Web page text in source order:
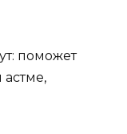
поможет